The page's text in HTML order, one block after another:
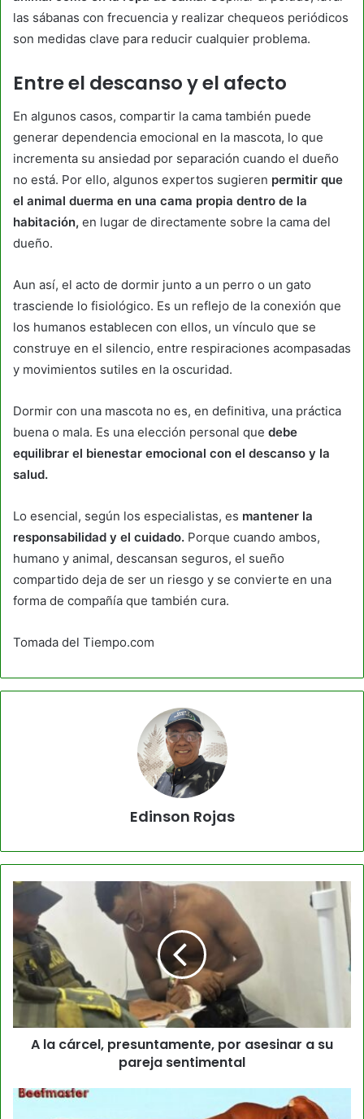
las sábanas con frecuencia y realizar chequeos periódicos
son medidas clave para reducir cualquier problema.
Entre el descanso y el afecto
En algunos casos, compartir la cama también puede
generar dependencia emocional en la mascota, lo que
incrementa su ansiedad por separación cuando el dueño
no está. Por ello, algunos expertos sugieren permitir que
el animal duerma en una cama propia dentro de la
habitación, en lugar de directamente sobre la cama del
dueño.
Aun así, el acto de dormir junto a un perro o un gato
trasciende lo fisiológico. Es un reflejo de la conexión que
los humanos establecen con ellos, un vínculo que se
construye en el silencio, entre respiraciones acompasadas
y movimientos sutiles en la oscuridad.
Dormir con una mascota no es, en definitiva, una práctica
buena o mala. Es una elección personal que debe
equilibrar el bienestar emocional con el descanso y la
salud.
Lo esencial, según los especialistas, es mantener la
responsabilidad y el cuidado. Porque cuando ambos,
humano y animal, descansan seguros, el sueño
compartido deja de ser un riesgo y se convierte en una
forma de compañía que también cura.
Tomada del Tiempo.com
Edinson Rojas
A la cárcel, presuntamente, por asesinar a su
pareja sentimental